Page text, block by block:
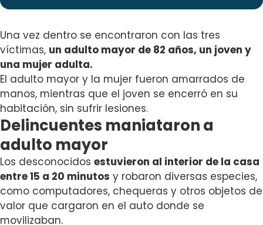
Una vez dentro se encontraron con las tres
víctimas, un adulto mayor de 82 años, un joven y
una mujer adulta.
El adulto mayor y la mujer fueron amarrados de
manos, mientras que el joven se encerró en su
habitación, sin sufrir lesiones.
Delincuentes maniataron a
adulto mayor
Los desconocidos estuvieron al interior de la casa
entre 15 a 20 minutos y robaron diversas especies,
como computadores, chequeras y otros objetos de
valor que cargaron en el auto donde se
movilizaban.